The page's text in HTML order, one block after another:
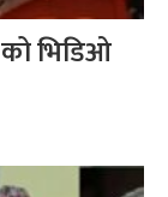
को भिडिओ